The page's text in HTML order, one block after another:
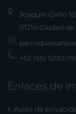
Joaquín Gallo
01210 Ciudad
+52 (55) 5292-
Enlaces de
Aviso de